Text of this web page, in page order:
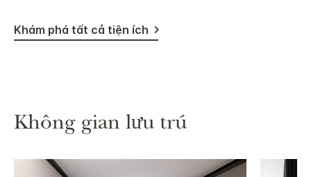
Khám phá tất cả tiện ích
Không gian lưu trú